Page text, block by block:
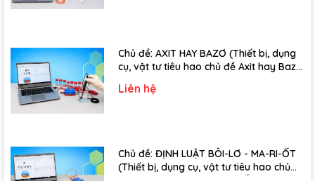
Chủ đề: AXIT HAY BAZƠ (Thiết bị, dụng
cụ, vật tư tiêu hao chủ đề Axit hay Bazơ
Liên hệ
Chủ đề: ĐỊNH LUẬT BÔI-LƠ - MA-RI-ỐT
(Thiết bị, dụng cụ, vật tư tiêu hao chủ